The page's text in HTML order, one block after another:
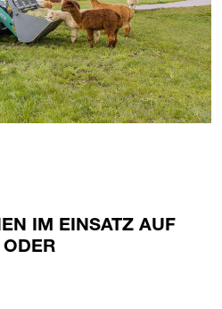
IM EINSATZ AUF